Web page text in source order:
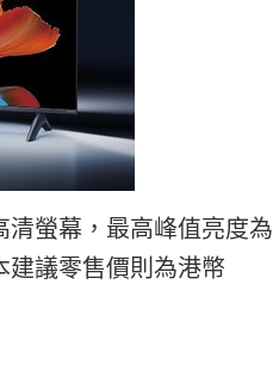
清螢幕，最高峰值亮度為
建議零售價則為港幣